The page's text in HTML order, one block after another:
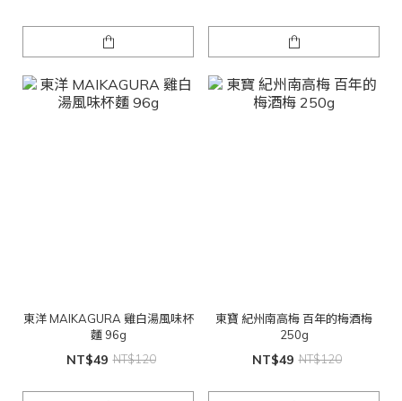
東洋 MAIKAGURA 雞白湯風味杯
麵 96g
NT$49 NT$120
東寶 紀州南高梅 百年的梅酒梅
250g
NT$49 NT$120